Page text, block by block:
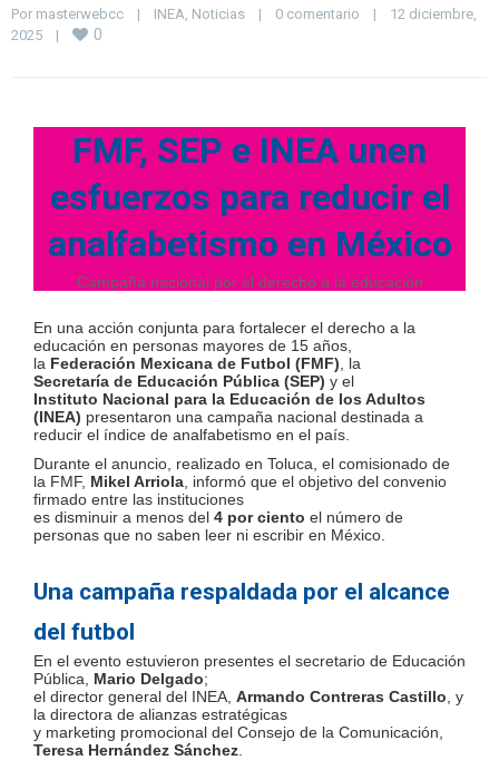
Por masterwebcc | INEA Noticias | 0 comentario |
12 diciembre,
2025 | 0
FMF, SEP e INEA unen
esfuerzos para reducir el
analfabetismo en México
Campaña nacional por el derecho a la educación
En una acción conjunta para fortalecer el derecho a la
educación en personas mayores de 15 años,
la Federación Mexicana de Futbol (FMF) , la
Secretaría de Educación Pública (SEP) y el
Instituto Nacional para la Educación de los Adultos
(INEA) presentaron una campaña nacional destinada a
reducir el índice de analfabetismo en el país.
Durante el anuncio, realizado en Toluca, el comisionado de
la FMF, Mikel Arriola , informó que el objetivo del convenio
firmado entre las instituciones
es disminuir a menos del 4 por ciento el número de
personas que no saben leer ni escribir en México.
Una campaña respaldada por el alcance
del futbol
En el evento estuvieron presentes el secretario de Educación
Pública, Mario Delgado;
el director general del INEA, Armando Contreras Castillo , y
la directora de alianzas estratégicas
y marketing promocional del Consejo de la Comunicación,
Teresa Hernández Sánchez